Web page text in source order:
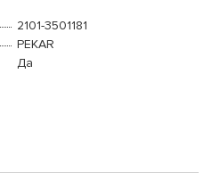
2101-3501181
PEKAR
Да